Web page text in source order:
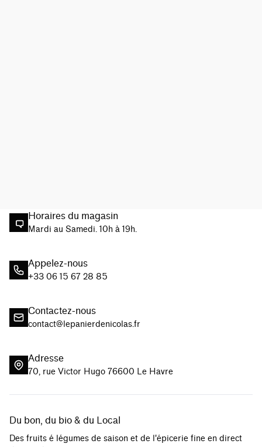
Horaires du magasin
Mardi au Samedi. 10h à 19h.
Appelez-nous
+33 06 15 67 28 85
Contactez-nous
contact@lepanierdenicolas.fr
Adresse
70, rue Victor Hugo 76600 Le Havre
Du bon, du bio & du Local
Des fruits é légumes de saison et de l'épicerie fine en direct